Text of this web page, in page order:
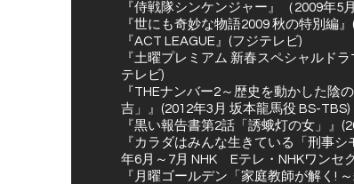
『侍戦隊シンケンジャー』（2009年5
『世にも奇妙な物語2009 秋の特別編
『ACT LEAGUE』(フジテレビ)
『土曜プレミアム 新春スペシャルド
テレビ)
『THEナンバー2～歴史を動かした陰
吉」』(2012年3月 坂本龍馬役 BS-TBS)
『黒い報告書第2話「誘蛾灯の女」』
『カラダはみんな生きている「刑事
年6月～7月 NHK Eテレ・NHKワンセ
『月曜ゴールデン「家庭教師が解く!